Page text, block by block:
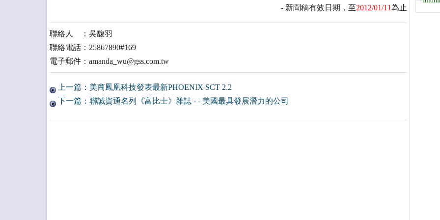
- 新聞稿有效日期，至2012/01/11為止
聯絡人 ：吳馥羽
聯絡電話：25867890#169
電子郵件：amanda_wu@gss.com.tw
上一篇：美商鳳凰科技發表最新PHOENIX SCT 2.2
下一篇：聯誠資通名列《富比士》雜誌 - - 美國最具發展潛力的公司